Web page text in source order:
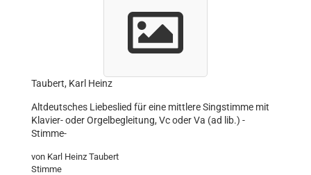
Taubert, Karl Heinz
Altdeutsches Liebeslied für eine mittlere Singstimme mit
Klavier- oder Orgelbegleitung, Vc oder Va (ad lib.) -
Stimme-
von Karl Heinz Taubert
Stimme